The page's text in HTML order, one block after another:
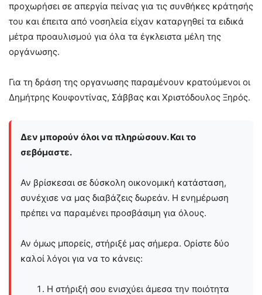
προχωρήσει σε απεργία πείνας για τις συνθήκες κράτησής
του και έπειτα από νοσηλεία είχαν καταργηθεί τα ειδικά
μέτρα προαυλισμού για όλα τα έγκλειστα μέλη της
οργάνωσης.
Για τη δράση της οργανωσης παραμένουν κρατούμενοι οι
Δημήτρης Κουφοντίνας, Σάββας και Χριστόδουλος Ξηρός.
Δεν μπορούν όλοι να πληρώσουν. Και το
σεβόμαστε.
Αν βρίσκεσαι σε δύσκολη οικονομική κατάσταση,
συνέχισε να μας διαβάζεις δωρεάν. Η ενημέρωση
πρέπει να παραμένει προσβάσιμη για όλους.
Αν όμως μπορείς, στήριξέ μας σήμερα. Ορίστε δύο
καλοί λόγοι για να το κάνεις:
Η στήριξή σου ενισχύει άμεσα την ποιότητα